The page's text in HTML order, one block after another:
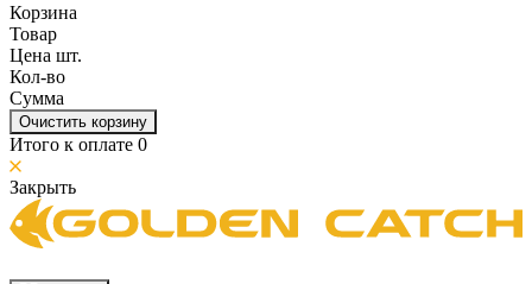
Корзина
Товар
Цена шт.
Кол-во
Сумма
Очистить корзину
Итого к оплате 0
Закрыть